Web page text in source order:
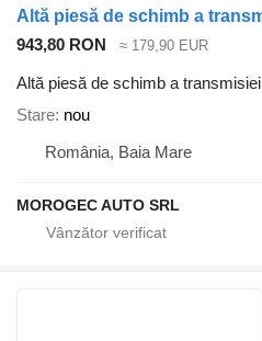
943,80 RON ≈ 179,90 EUR
Altă piesă de schimb a transmisiei
Stare nou
România, Baia Mare
MOROGEC AUTO SRL